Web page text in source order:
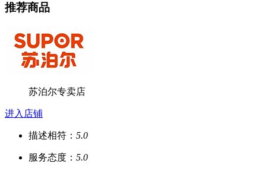
推荐商品
苏泊尔专卖店
进入店铺
描述相符： 5.0
服务态度： 5.0